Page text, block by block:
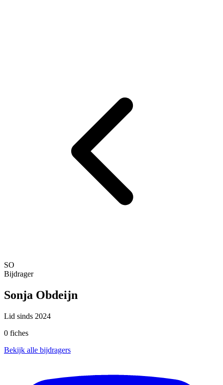
SO
Bijdrager
Sonja Obdeijn
Lid sinds 2024
0 fiches
Bekijk alle bijdragers